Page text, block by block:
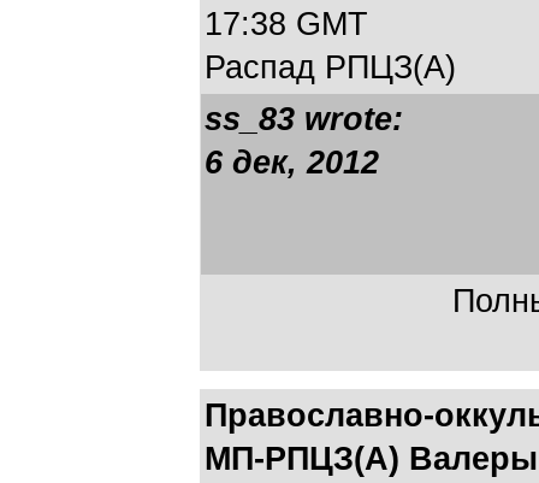
17:38 GMT
Распад РПЦЗ(А)
ss_83 wrote:
6 дек, 2012
Православно-
МП-РПЦЗ(А) Валеры